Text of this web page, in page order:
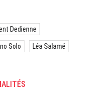
Dedienne
Solo Léa Salamé